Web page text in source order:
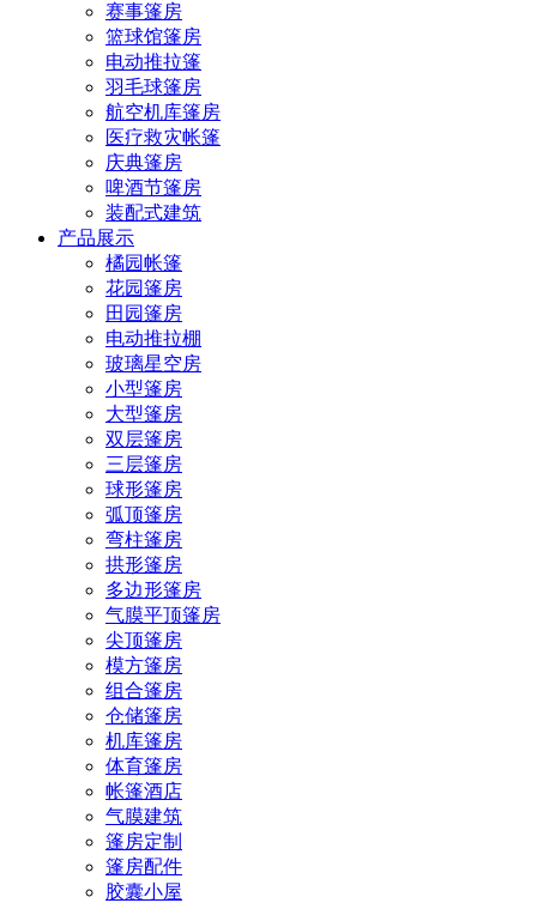
赛事篷房
篮球馆篷房
电动推拉篷
羽毛球篷房
航空机库篷房
医疗救灾帐篷
庆典篷房
啤酒节篷房
装配式建筑
产品展示
橘园帐篷
花园篷房
田园篷房
电动推拉棚
玻璃星空房
小型篷房
大型篷房
双层篷房
三层篷房
球形篷房
弧顶篷房
弯柱篷房
拱形篷房
多边形篷房
气膜平顶篷房
尖顶篷房
模方篷房
组合篷房
仓储篷房
机库篷房
体育篷房
帐篷酒店
气膜建筑
篷房定制
篷房配件
胶囊小屋